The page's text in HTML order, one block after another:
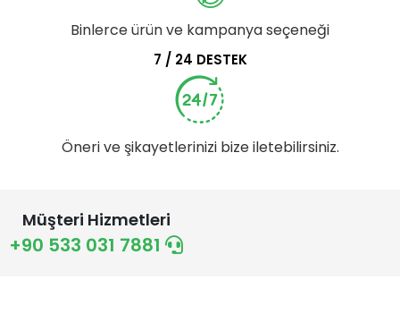
Binlerce ürün ve kampanya seçeneği
7 / 24 DESTEK
Öneri ve şikayetlerinizi bize iletebilirsiniz.
Müşteri Hizmetleri
+90 533 031 7881